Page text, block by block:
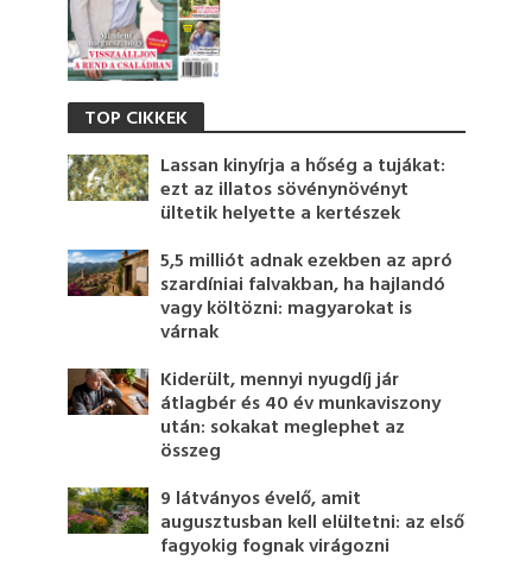
TOP CIKKEK
Lassan kinyírja a hőség a tujákat:
ezt az illatos sövénynövényt
ültetik helyette a kertészek
5,5 milliót adnak ezekben az apró
szardíniai falvakban, ha hajlandó
vagy költözni: magyarokat is
várnak
Kiderült, mennyi nyugdíj jár
átlagbér és 40 év munkaviszony
után: sokakat meglephet az
összeg
9 látványos évelő, amit
augusztusban kell elültetni: az első
fagyokig fognak virágozni